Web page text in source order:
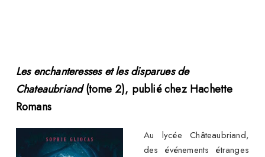
Les enchanteresses et les disparues de
Chateaubriand(tome 2), publié chez Hachette
Romans
Au lycée Châteaubriand,
des événements étranges